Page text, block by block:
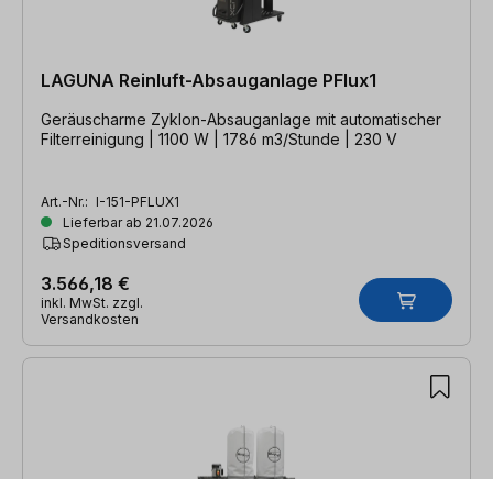
LAGUNA Reinluft-Absauganlage PFlux1
Geräuscharme Zyklon-Absauganlage mit automatischer
Filterreinigung | 1100 W | 1786 m3/Stunde | 230 V
Art.-Nr.: I-151-PFLUX1
Lieferbar ab 21.07.2026
Speditionsversand
3.566,18 €
inkl. MwSt. zzgl.
Versandkosten